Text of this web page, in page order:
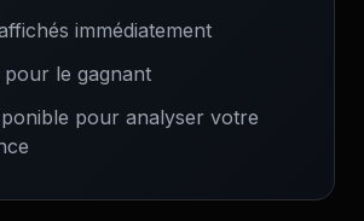
immédiatement
le gagnant
pour analyser votre